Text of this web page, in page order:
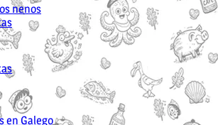
nenos
en Galego